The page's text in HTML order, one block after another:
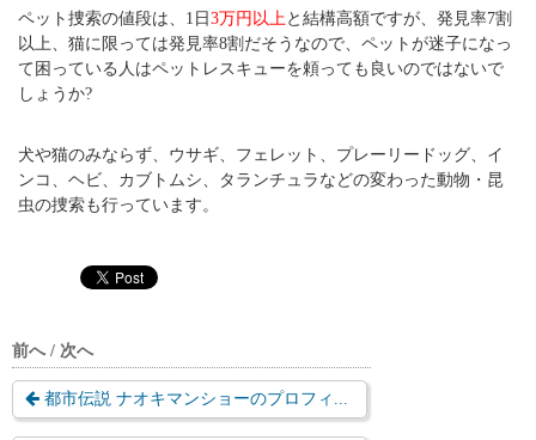
ペット捜索の値段は、1日 3万円以上と結構高額ですが、発見率7割
以上、猫に限っては発見率8割だそうなので、ペットが迷子になっ
て困っている人はペットレスキューを頼っても良いのではないで
しょうか?
犬や猫のみならず、ウサギ、フェレット、プレーリードッグ、イ
ンコ、ヘビ、カブトムシ、タランチュラなどの変わった動物・昆
虫の捜索も行っています。
前へ / 次へ
都市伝説 ナオキマンショーのプロフィ...